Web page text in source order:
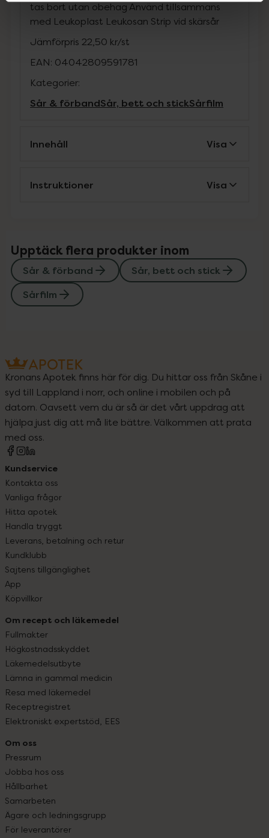
tas bort utan obehag Använd tillsammans
med Leukoplast Leukosan Strip vid skärsår
Jämförpris 22,50 kr/st
EAN: 04042809591781
Kategorier:
Sår & förbandSår, bett och stickSårfilm
Innehåll Visa
Instruktioner Visa
Upptäck flera produkter inom
Sår & förband
Sår, bett och stick
Sårfilm
Kronans Apotek finns här för dig. Du hittar oss från Skåne i
syd till Lappland i norr, och online i mobilen och på
datorn. Oavsett vem du är så är det vårt uppdrag att
hjälpa just dig att må lite bättre. Välkommen att prata
med oss.
Kundservice
Kontakta oss
Vanliga frågor
Hitta apotek
Handla tryggt
Leverans, betalning och retur
Kundklubb
Sajtens tillgänglighet
App
Köpvillkor
Om recept och läkemedel
Fullmakter
Högkostnadsskyddet
Läkemedelsutbyte
Lämna in gammal medicin
Resa med läkemedel
Receptregistret
Elektroniskt expertstöd, EES
Om oss
Pressrum
Jobba hos oss
Hållbarhet
Samarbeten
Ägare och ledningsgrupp
För leverantörer